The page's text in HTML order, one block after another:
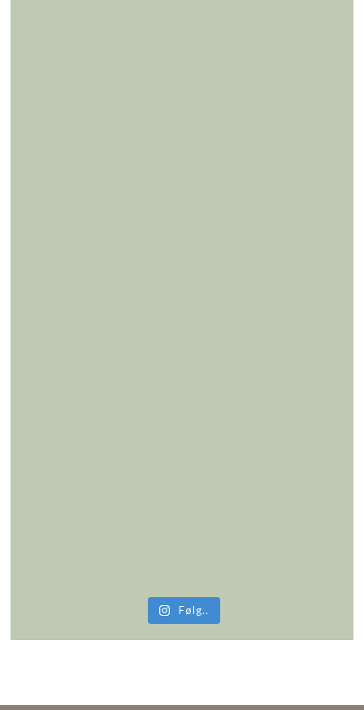
Følg..